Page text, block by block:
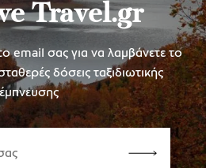
Travel.gr
email σας για να λαμβάνετε το
δόσεις ταξιδιωτικής